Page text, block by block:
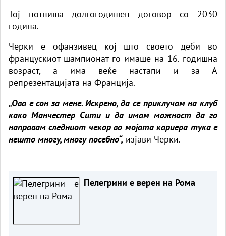
Тој потпиша долгогодишен договор со 2030
година.
Черки е офанзивец кој што своето деби во
францускиот шампионат го имаше на 16. годишна
возраст, а има веќе настапи и за А
репрезентацијата на Франција.
„Ова е сон за мене. Искрено, да се приклучам на клуб
како Манчестер Сити и да имам можност да го
направам следниот чекор во мојата кариера тука е
нешто многу, многу посебно“, изјави Черки.
Пелегрини е верен на Рома